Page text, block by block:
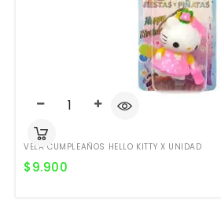
VELA CUMPLEAÑOS HELLO KITTY X UNIDAD
$9.900